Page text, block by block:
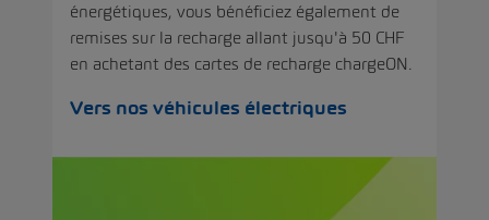
énergétiques, vous bénéficiez également de
remises sur la recharge allant jusqu'à 50 CHF
en achetant des cartes de recharge chargeON
Vers nos véhicules électriques